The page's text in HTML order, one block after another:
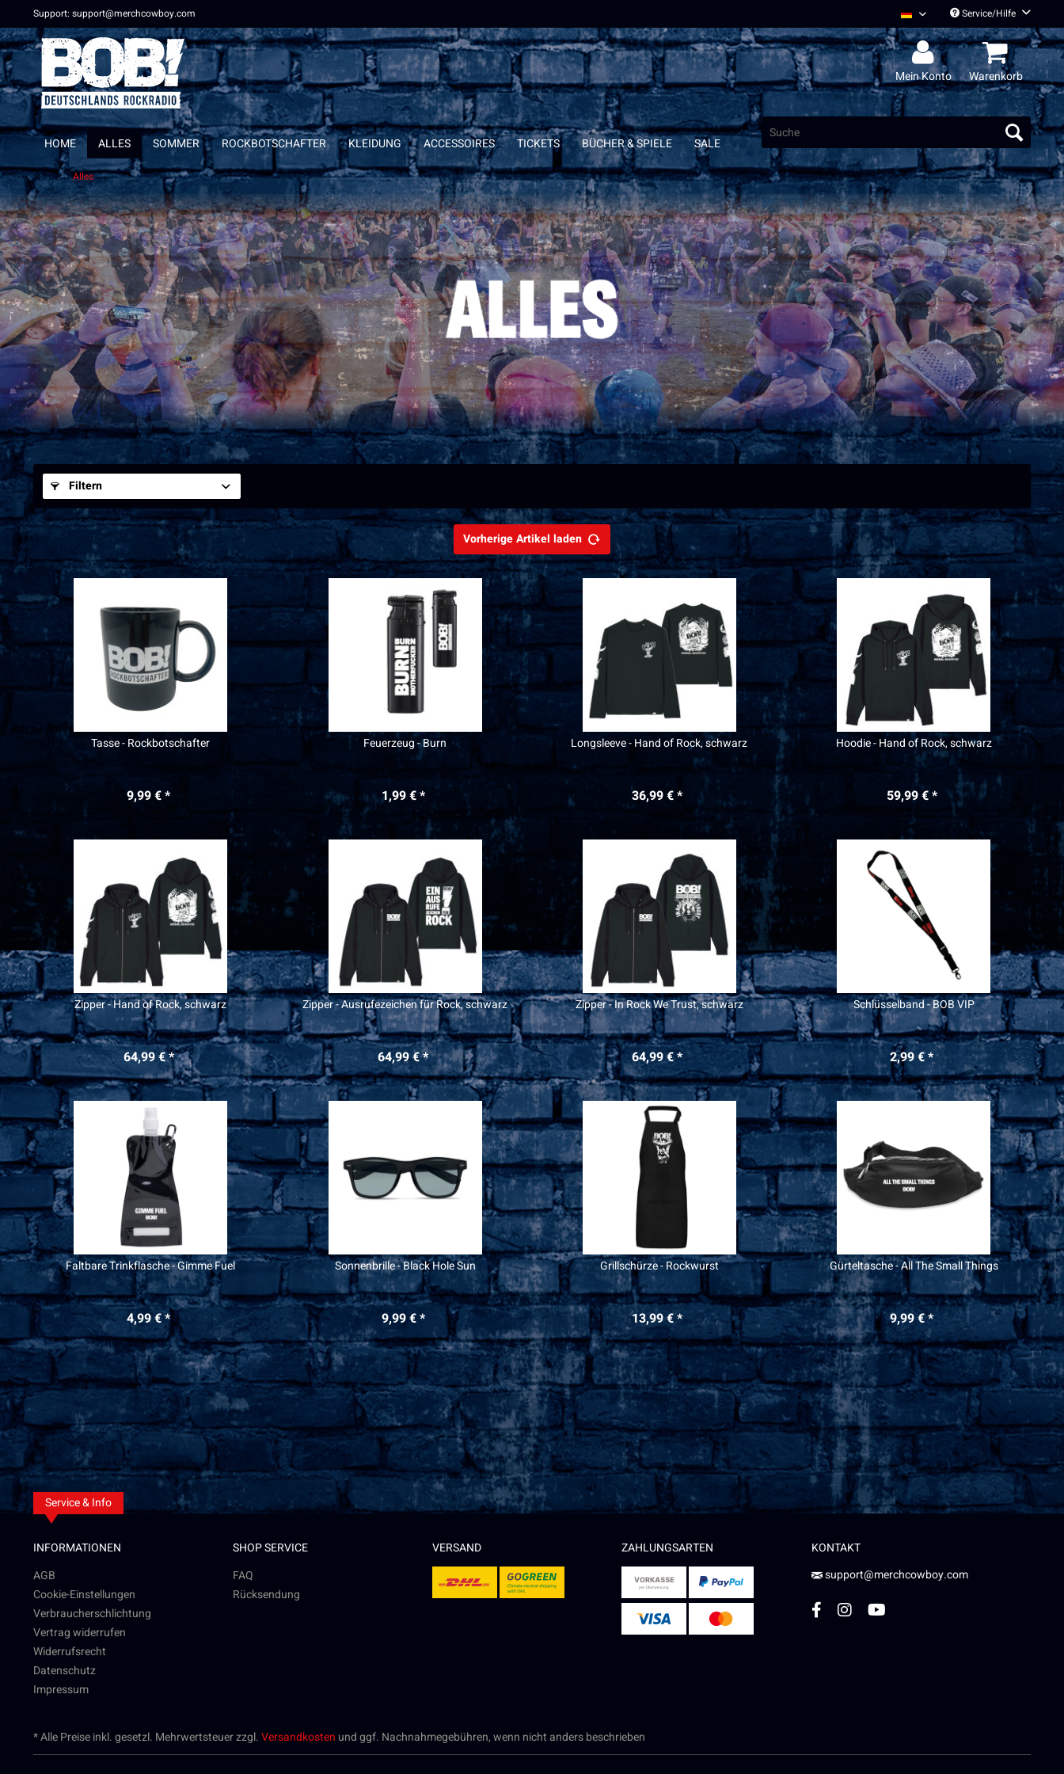
Support: support@merchcowboy.com Radio Bob Deutsch
Service/Hilfe
Mein Konto Warenkorb
HOME ALLES SOMMER ROCKBOTSCHAFTER KLEIDUNG ACCESSOIRES TICKETS BÜCHER & SPIELE SALE
Alles
Filtern
Vorherige Artikel laden
Tasse - Rockbotschafter
9,99 € *
Feuerzeug - Burn
1,99 € *
Longsleeve - Hand of Rock, schwarz
36,99 € *
Hoodie - Hand of Rock, schwarz
59,99 € *
Zipper - Hand of Rock, schwarz
64,99 € *
Zipper - Ausrufezeichen für Rock, schwarz
64,99 € *
Zipper - In Rock We Trust, schwarz
64,99 € *
Schlüsselband - BOB VIP
2,99 € *
Faltbare Trinkflasche - Gimme Fuel
4,99 € *
Sonnenbrille - Black Hole Sun
9,99 € *
Grillschürze - Rockwurst
13,99 € *
Gürteltasche - All The Small Things
9,99 € *
Service & Info
INFORMATIONEN
AGB
Cookie-Einstellungen
Verbraucherschlichtung
Vertrag widerrufen
Widerrufsrecht
Datenschutz
Impressum
SHOP SERVICE
FAQ
Rücksendung
VERSAND ZAHLUNGSARTEN
KONTAKT
support@merchcowboy.com
* Alle Preise inkl. gesetzl. Mehrwertsteuer zzgl.Versandkosten und ggf. Nachnahmegebühren, wenn nicht anders beschrieben